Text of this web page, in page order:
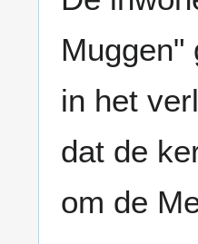
Muggen"
in het
dat de
om de